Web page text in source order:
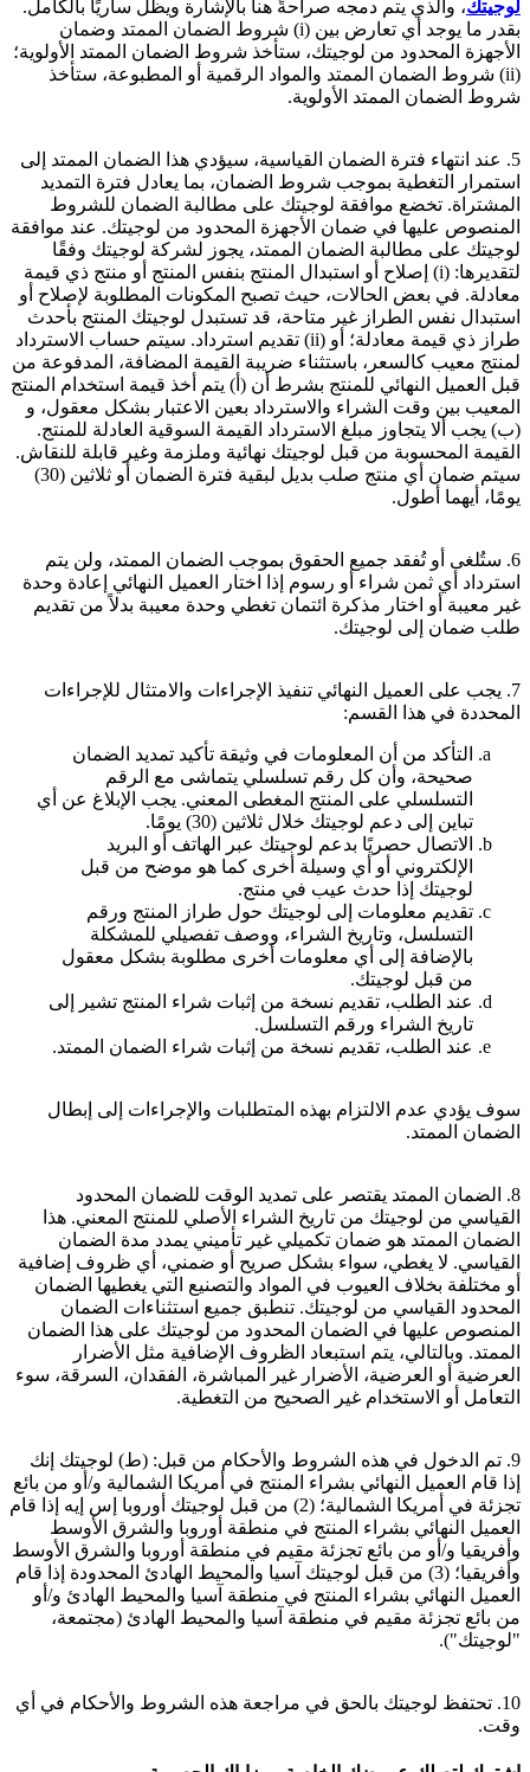
لوجيتك، والذي يتم دمجه صراحةً هنا بالإشارة ويظل ساريًا بالكامل.
بقدر ما يوجد أي تعارض بين (i) شروط الضمان الممتد وضمان
الأجهزة المحدود من لوجيتك، ستأخذ شروط الضمان الممتد الأولوية؛
(ii) شروط الضمان الممتد والمواد الرقمية أو المطبوعة، ستأخذ
شروط الضمان الممتد الأولوية.
5. عند انتهاء فترة الضمان القياسية، سيؤدي هذا الضمان الممتد إلى
استمرار التغطية بموجب شروط الضمان، بما يعادل فترة التمديد
المشتراة. تخضع موافقة لوجيتك على مطالبة الضمان للشروط
المنصوص عليها في ضمان الأجهزة المحدود من لوجيتك. عند موافقة
لوجيتك على مطالبة الضمان الممتد، يجوز لشركة لوجيتك وفقًا
لتقديرها: (i) إصلاح أو استبدال المنتج بنفس المنتج أو منتج ذي قيمة
معادلة. في بعض الحالات، حيث تصبح المكونات المطلوبة لإصلاح أو
استبدال نفس الطراز غير متاحة، قد تستبدل لوجيتك المنتج بأحدث
طراز ذي قيمة معادلة؛ أو (ii) تقديم استرداد. سيتم حساب الاسترداد
لمنتج معيب كالسعر، باستثناء ضريبة القيمة المضافة، المدفوعة من
قبل العميل النهائي للمنتج بشرط أن (أ) يتم أخذ قيمة استخدام المنتج
المعيب بين وقت الشراء والاسترداد بعين الاعتبار بشكل معقول، و
(ب) يجب ألا يتجاوز مبلغ الاسترداد القيمة السوقية العادلة للمنتج.
القيمة المحسوبة من قبل لوجيتك نهائية وملزمة وغير قابلة للنقاش.
سيتم ضمان أي منتج صلب بديل لبقية فترة الضمان أو ثلاثين (30)
يومًا، أيهما أطول.
6. ستُلغى أو تُفقد جميع الحقوق بموجب الضمان الممتد، ولن يتم
استرداد أي ثمن شراء أو رسوم إذا اختار العميل النهائي إعادة وحدة
غير معيبة أو اختار مذكرة ائتمان تغطي وحدة معيبة بدلاً من تقديم
طلب ضمان إلى لوجيتك.
7. يجب على العميل النهائي تنفيذ الإجراءات والامتثال للإجراءات
المحددة في هذا القسم:
التأكد من أن المعلومات في وثيقة تأكيد تمديد الضمان
صحيحة، وأن كل رقم تسلسلي يتماشى مع الرقم
التسلسلي على المنتج المغطى المعني. يجب الإبلاغ عن أي
تباين إلى دعم لوجيتك خلال ثلاثين (30) يومًا.
الاتصال حصريًا بدعم لوجيتك عبر الهاتف أو البريد
الإلكتروني أو أي وسيلة أخرى كما هو موضح من قبل
لوجيتك إذا حدث عيب في منتج.
تقديم معلومات إلى لوجيتك حول طراز المنتج ورقم
التسلسل، وتاريخ الشراء، ووصف تفصيلي للمشكلة
بالإضافة إلى أي معلومات أخرى مطلوبة بشكل معقول
من قبل لوجيتك.
عند الطلب، تقديم نسخة من إثبات شراء المنتج تشير إلى
تاريخ الشراء ورقم التسلسل.
عند الطلب، تقديم نسخة من إثبات شراء الضمان الممتد.
سوف يؤدي عدم الالتزام بهذه المتطلبات والإجراءات إلى إبطال
الضمان الممتد.
8. الضمان الممتد يقتصر على تمديد الوقت للضمان المحدود
القياسي من لوجيتك من تاريخ الشراء الأصلي للمنتج المعني. هذا
الضمان الممتد هو ضمان تكميلي غير تأميني يمدد مدة الضمان
القياسي. لا يغطي، سواء بشكل صريح أو ضمني، أي ظروف إضافية
أو مختلفة بخلاف العيوب في المواد والتصنيع التي يغطيها الضمان
المحدود القياسي من لوجيتك. تنطبق جميع استثناءات الضمان
المنصوص عليها في الضمان المحدود من لوجيتك على هذا الضمان
الممتد. وبالتالي، يتم استبعاد الظروف الإضافية مثل الأضرار
العرضية أو العرضية، الأضرار غير المباشرة، الفقدان، السرقة، سوء
التعامل أو الاستخدام غير الصحيح من التغطية.
9. تم الدخول في هذه الشروط والأحكام من قبل: (ط) لوجيتك إنك
إذا قام العميل النهائي بشراء المنتج في أمريكا الشمالية و/أو من بائع
تجزئة في أمريكا الشمالية؛ (2) من قبل لوجيتك أوروبا إس إيه إذا قام
العميل النهائي بشراء المنتج في منطقة أوروبا والشرق الأوسط
وأفريقيا و/أو من بائع تجزئة مقيم في منطقة أوروبا والشرق الأوسط
وأفريقيا؛ (3) من قبل لوجيتك آسيا والمحيط الهادئ المحدودة إذا قام
العميل النهائي بشراء المنتج في منطقة آسيا والمحيط الهادئ و/أو
من بائع تجزئة مقيم في منطقة آسيا والمحيط الهادئ (مجتمعة،
"لوجيتك").
10. تحتفظ لوجيتك بالحق في مراجعة هذه الشروط والأحكام في أي
وقت.